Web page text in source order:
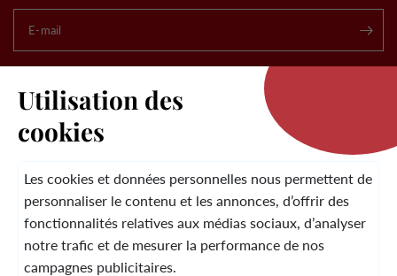
E-mail
LA MARQUE
SERVICE CLIENT
Utilisation des
cookies
Les cookies et données personnelles nous permettent de
personnaliser le contenu et les annonces, d’offrir des
fonctionnalités relatives aux médias sociaux, d’analyser
notre trafic et de mesurer la performance de nos
campagnes publicitaires.